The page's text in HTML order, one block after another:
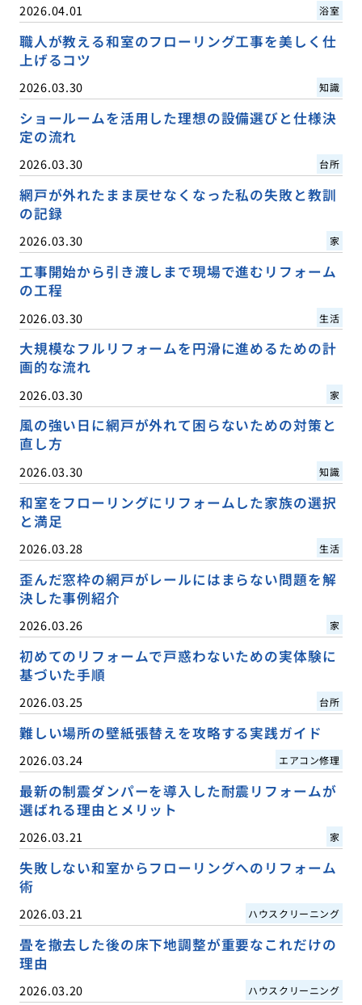
2026.04.01 浴室
職人が教える和室のフローリング工事を美しく仕
上げるコツ
2026.03.30 知識
ショールームを活用した理想の設備選びと仕様決
定の流れ
2026.03.30 台所
網戸が外れたまま戻せなくなった私の失敗と教訓
の記録
2026.03.30 家
工事開始から引き渡しまで現場で進むリフォーム
の工程
2026.03.30 生活
大規模なフルリフォームを円滑に進めるための計
画的な流れ
2026.03.30 家
風の強い日に網戸が外れて困らないための対策と
直し方
2026.03.30 知識
和室をフローリングにリフォームした家族の選択
と満足
2026.03.28 生活
歪んだ窓枠の網戸がレールにはまらない問題を解
決した事例紹介
2026.03.26 家
初めてのリフォームで戸惑わないための実体験に
基づいた手順
2026.03.25 台所
難しい場所の壁紙張替えを攻略する実践ガイド
2026.03.24 エアコン修理
最新の制震ダンパーを導入した耐震リフォームが
選ばれる理由とメリット
2026.03.21 家
失敗しない和室からフローリングへのリフォーム
術
2026.03.21 ハウスクリーニング
畳を撤去した後の床下地調整が重要なこれだけの
理由
2026.03.20 ハウスクリーニング